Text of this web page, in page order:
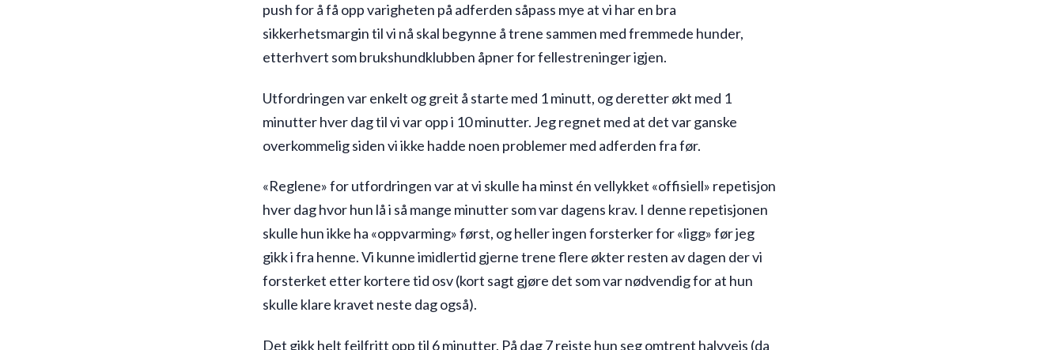
push for å få opp varigheten på adferden såpass mye at vi har en bra
sikkerhetsmargin til vi nå skal begynne å trene sammen med fremmede hunder,
etterhvert som brukshundklubben åpner for fellestreninger igjen.
Utfordringen var enkelt og greit å starte med 1 minutt, og deretter økt med 1
minutter hver dag til vi var opp i 10 minutter. Jeg regnet med at det var ganske
overkommelig siden vi ikke hadde noen problemer med adferden fra før.
«Reglene» for utfordringen var at vi skulle ha minst én vellykket «offisiell» repetisjon
hver dag hvor hun lå i så mange minutter som var dagens krav. I denne repetisjonen
skulle hun ikke ha «oppvarming» først, og heller ingen forsterker for «ligg» før jeg
gikk i fra henne. Vi kunne imidlertid gjerne trene flere økter resten av dagen der vi
forsterket etter kortere tid osv (kort sagt gjøre det som var nødvendig for at hun
skulle klare kravet neste dag også).
Det gikk helt feilfritt opp til 6 minutter. På dag 7 reiste hun seg omtrent halvveis (da